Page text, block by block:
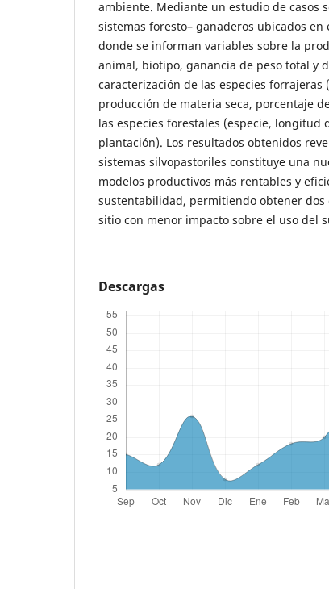
ambiente. Mediante un estudio de casos
sistemas foresto– ganaderos ubicados
donde se informan variables sobre la
animal, biotipo, ganancia de peso total y
caracterización de las especies forrajeras
producción de materia seca, porcentaje
las especies forestales (especie, longitud
plantación). Los resultados obtenidos
sistemas silvopastoriles constituye una
modelos productivos más rentables y
sustentabilidad, permitiendo obtener
sitio con menor impacto sobre el uso del
Descargas